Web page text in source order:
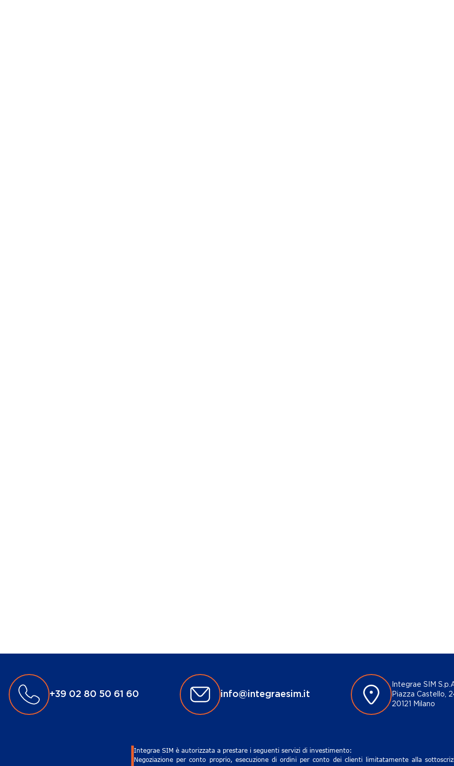
+39 02 80 50 61 60 info@integraesim.it
Integrae SIM
Piazza Castello,
20121 Milano
Integrae SIM è autorizzata a prestare i seguenti servizi di investimento:
Negoziazione per conto proprio, esecuzione di ordini per conto dei clienti limitatamente alla